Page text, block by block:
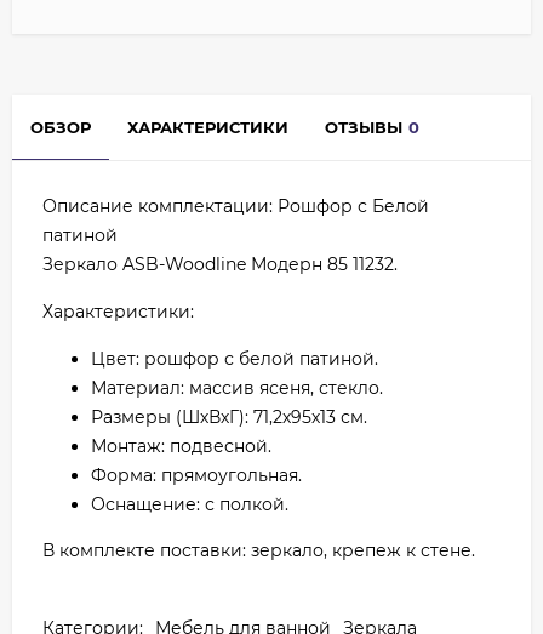
ОБЗОР ХАРАКТЕРИСТИКИ ОТЗЫВЫ 0
Описание комплектации: Рошфор с Белой
патиной
Зеркало ASB-Woodline Модерн 85 11232.
Характеристики:
Цвет: рошфор с белой патиной.
Материал: массив ясеня, стекло.
Размеры (ШхВхГ): 71,2х95х13 см.
Монтаж: подвесной.
Форма: прямоугольная.
Оснащение: с полкой.
В комплекте поставки: зеркало, крепеж к стене.
Категории: Мебель для ванной Зеркала